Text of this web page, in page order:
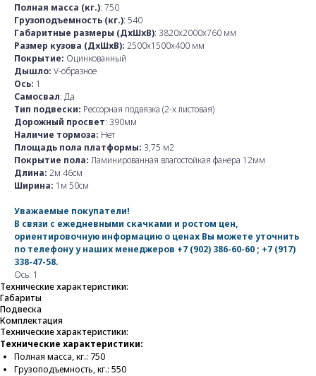
Полная масса (кг.): 750
Грузоподъемность (кг.): 540
Габаритные размеры (ДхШхВ): 3820х2000х760 мм
Размер кузова (ДхШхВ): 2500х1500х400 мм
Покрытие: Оцинкованный
Дышло: V-образное
Ось: 1
Самосвал: Да
Тип подвески: Рессорная подвязка (2-х листовая)
Дорожный просвет: 390мм
Наличие тормоза: Нет
Площадь пола платформы: 3,75 м2
Покрытие пола: Ламинированная влагостойкая фанера 12мм
Длина: 2м 46см
Ширина: 1м 50см
Уважаемые покупатели!
В связи с ежедневными скачками и ростом цен,
ориентировочную информацию о ценах Вы можете уточнить
по телефону у наших менеджеров +7 (902) 386-60-60 ; +7 (917)
338-47-58.
Ось: 1
Технические характеристики:
Габариты
Подвеска
Комплектация
Технические характеристики:
Технические характеристики:
Полная масса, кг.: 750
Грузоподъемность, кг.: 550